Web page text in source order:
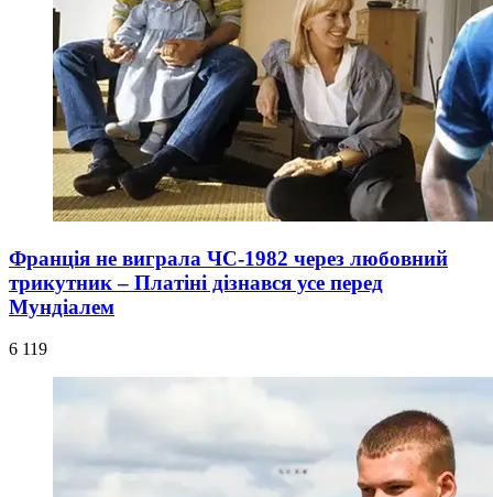
Франція не виграла ЧС-1982 через любовний
трикутник – Платіні дізнався усе перед
Мундіалем
6 119